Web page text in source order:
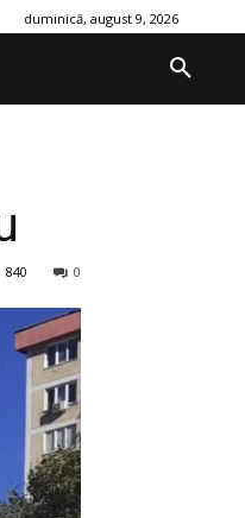
duminică, august 9, 2026
0
840